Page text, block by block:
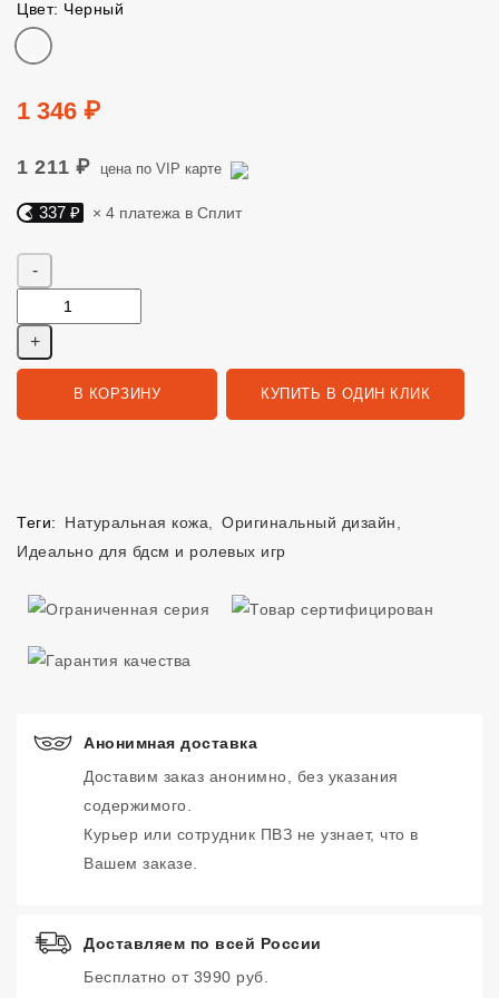
Цвет: Черный
Цвет
Цена
1 346 ₽
1 211 ₽ цена по VIP карте
Яндекс Сплит. 337 руб, 4 платежа в Сплит
337 ₽ × 4 платежа в Сплит
В КОРЗИНУ КУПИТЬ В ОДИН КЛИК
Теги: Натуральная кожа Оригинальный дизайн
Идеально для бдсм и ролевых игр
Анонимная доставка
Доставим заказ анонимно, без указания
содержимого.
Курьер или сотрудник ПВЗ не узнает, что в
Вашем заказе.
Доставляем по всей России
Бесплатно от 3990 руб.